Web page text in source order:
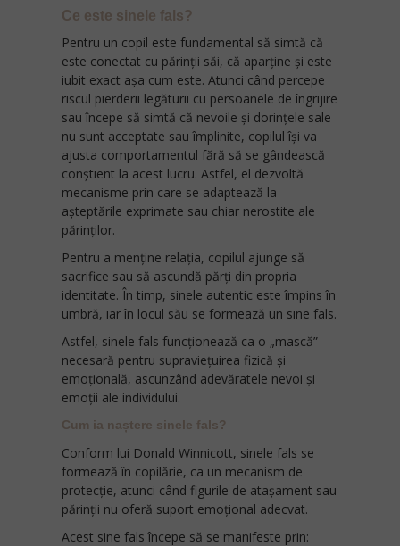
Ce este sinele fals?
Pentru un copil este fundamental să simtă că
este conectat cu părinții săi, că aparține și este
iubit exact așa cum este. Atunci când percepe
riscul pierderii legăturii cu persoanele de îngrijire
sau începe să simtă că nevoile și dorințele sale
nu sunt acceptate sau împlinite, copilul își va
ajusta comportamentul fără să se gândească
conștient la acest lucru. Astfel, el dezvoltă
mecanisme prin care se adaptează la
așteptările exprimate sau chiar nerostite ale
părinților.
Pentru a menține relația, copilul ajunge să
sacrifice sau să ascundă părți din propria
identitate. În timp, sinele autentic este împins în
umbră, iar în locul său se formează un sine fals.
Astfel, sinele fals funcționează ca o „mască”
necesară pentru supraviețuirea fizică și
emoțională, ascunzând adevăratele nevoi și
emoții ale individului.
Cum ia naștere sinele fals?
Conform lui Donald Winnicott, sinele fals se
formează în copilărie, ca un mecanism de
protecție, atunci când figurile de atașament sau
părinții nu oferă suport emoțional adecvat.
Acest sine fals începe să se manifeste prin: